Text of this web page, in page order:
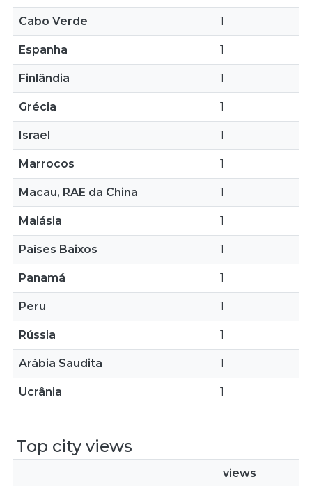
Cabo Verde 1
Espanha 1
Finlândia 1
Grécia 1
Israel 1
Marrocos 1
Macau, RAE da China 1
Malásia 1
Países Baixos 1
Panamá 1
Peru 1
Rússia 1
Arábia Saudita 1
Ucrânia 1
Top city views
views